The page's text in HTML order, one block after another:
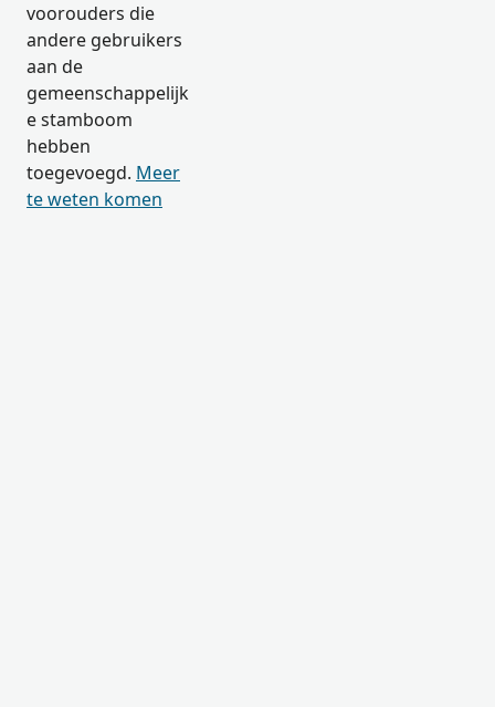
voorouders die
andere gebruikers
aan de
gemeenschappelijk
e stamboom
hebben
toegevoegd. Meer
te weten komen